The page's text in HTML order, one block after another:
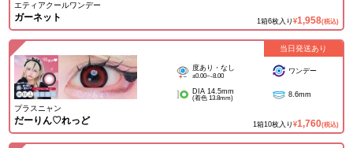
エティアクールワンデー
ガーネット 1箱6枚入り ¥1,958(税込)
プラスニャン
だーりん♡れっど
度あり・なし
±0.00~-8.00
ワンデー
DIA 14.5mm
(着色 13.8mm) 8.6mm
1箱10枚入り ¥1,760(税込)
当日発送あり